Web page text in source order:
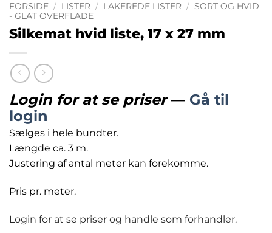
FORSIDE / LISTER / LAKEREDE LISTER / SORT OG HVID
- GLAT OVERFLADE
Silkemat hvid liste, 17 x 27 mm
Login for at se priser— Gå til
login
Sælges i hele bundter.
Længde ca. 3 m.
Justering af antal meter kan forekomme.
Pris pr. meter.
Login for at se priser og handle som forhandler.